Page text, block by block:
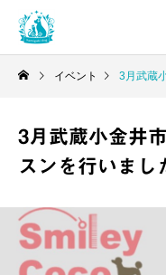
イベント 3月武蔵小
3月武蔵小金井
スンを行いまし